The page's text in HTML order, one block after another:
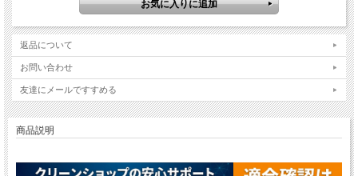
返品について
お問い合わせ
友達にメールですすめる
商品説明